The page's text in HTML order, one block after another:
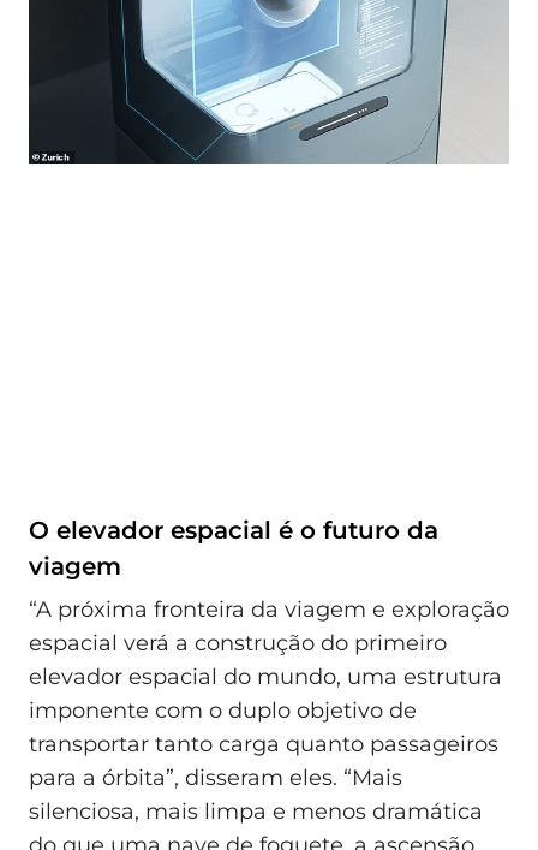
O elevador espacial é o futuro da
viagem
“A próxima fronteira da viagem e exploração
espacial verá a construção do primeiro
elevador espacial do mundo, uma estrutura
imponente com o duplo objetivo de
transportar tanto carga quanto passageiros
para a órbita”, disseram eles. “Mais
silenciosa, mais limpa e menos dramática